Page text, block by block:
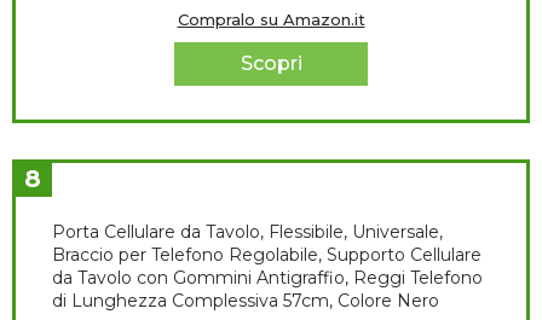
Compralo su Amazon.it
Scopri
8
Porta Cellulare da Tavolo, Flessibile, Universale,
Braccio per Telefono Regolabile, Supporto Cellulare
da Tavolo con Gommini Antigraffio, Reggi Telefono
di Lunghezza Complessiva 57cm, Colore Nero